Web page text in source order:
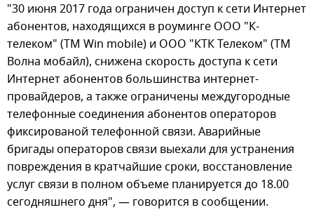
"30 июня 2017 года ограничен доступ к сети Интернет
абонентов, находящихся в роуминге ООО "К-
телеком" (ТМ Win mobile) и ООО "КТК Телеком" (ТМ
Волна мобайл), снижена скорость доступа к сети
Интернет абонентов большинства интернет-
провайдеров, а также ограничены междугородные
телефонные соединения абонентов операторов
фиксированой телефонной связи. Аварийные
бригады операторов связи выехали для устранения
повреждения в кратчайшие сроки, восстановление
услуг связи в полном объеме планируется до 18.00
сегодняшнего дня", — говорится в сообщении.